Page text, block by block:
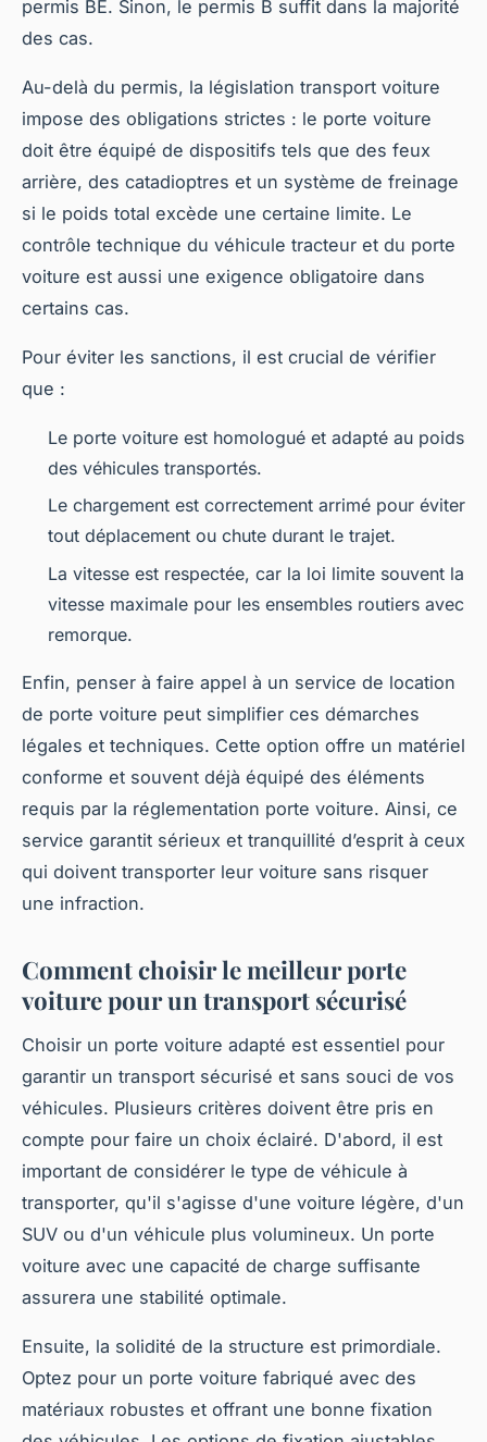
permis BE. Sinon, le permis B suffit dans la majorité
des cas.
Au-delà du permis, la législation transport voiture
impose des obligations strictes : le porte voiture
doit être équipé de dispositifs tels que des feux
arrière, des catadioptres et un système de freinage
si le poids total excède une certaine limite. Le
contrôle technique du véhicule tracteur et du porte
voiture est aussi une exigence obligatoire dans
certains cas.
Pour éviter les sanctions, il est crucial de vérifier
que :
Le porte voiture est homologué et adapté au poids
des véhicules transportés.
Le chargement est correctement arrimé pour éviter
tout déplacement ou chute durant le trajet.
La vitesse est respectée, car la loi limite souvent la
vitesse maximale pour les ensembles routiers avec
remorque.
Enfin, penser à faire appel à un service de location
de porte voiture peut simplifier ces démarches
légales et techniques. Cette option offre un matériel
conforme et souvent déjà équipé des éléments
requis par la réglementation porte voiture. Ainsi, ce
service garantit sérieux et tranquillité d’esprit à ceux
qui doivent transporter leur voiture sans risquer
une infraction.
Comment choisir le meilleur porte
voiture pour un transport sécurisé
Choisir un porte voiture adapté est essentiel pour
garantir un transport sécurisé et sans souci de vos
véhicules. Plusieurs critères doivent être pris en
compte pour faire un choix éclairé. D'abord, il est
important de considérer le type de véhicule à
transporter, qu'il s'agisse d'une voiture légère, d'un
SUV ou d'un véhicule plus volumineux. Un porte
voiture avec une capacité de charge suffisante
assurera une stabilité optimale.
Ensuite, la solidité de la structure est primordiale.
Optez pour un porte voiture fabriqué avec des
matériaux robustes et offrant une bonne fixation